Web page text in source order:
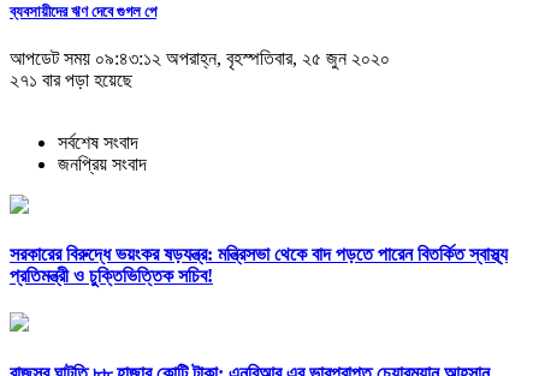
ব্যবসায়ীদের ঋণ দেবে গুগল পে
আপডেট সময় ০৯:৪৩:১২ অপরাহ্ন, বৃহস্পতিবার, ২৫ জুন ২০২০
২৭১ বার পড়া হয়েছে
সর্বশেষ সংবাদ
জনপ্রিয় সংবাদ
সরকারের বিরুদ্ধে ভয়ংকর ষড়যন্ত্র: মন্ত্রিসভা থেকে বাদ পড়তে পারেন বিতর্কিত স্বাস্থ্য
প্রতিমন্ত্রী ও চুক্তিভিত্তিক সচিব!